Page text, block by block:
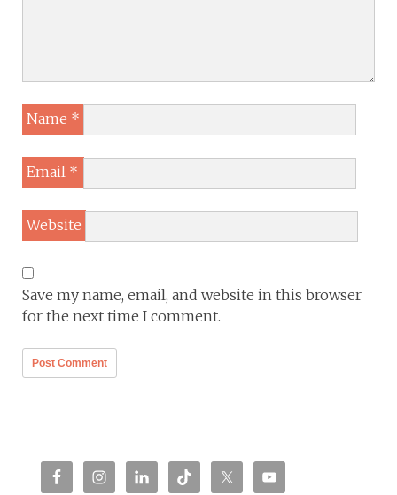
Name *
Email *
Website
Save my name, email, and website in this browser
for the next time I comment.